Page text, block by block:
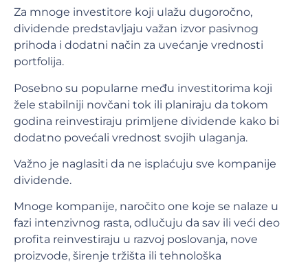
Za mnoge investitore koji ulažu dugoročno,
dividende predstavljaju važan izvor pasivnog
prihoda i dodatni način za uvećanje vrednosti
portfolija.
Posebno su popularne među investitorima koji
žele stabilniji novčani tok ili planiraju da tokom
godina reinvestiraju primljene dividende kako bi
dodatno povećali vrednost svojih ulaganja.
Važno je naglasiti da ne isplaćuju sve kompanije
dividende.
Mnoge kompanije, naročito one koje se nalaze u
fazi intenzivnog rasta, odlučuju da sav ili veći deo
profita reinvestiraju u razvoj poslovanja, nove
proizvode, širenje tržišta ili tehnološka